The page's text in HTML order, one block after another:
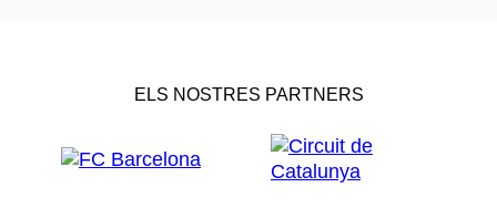
ELS NOSTRES PARTNERS